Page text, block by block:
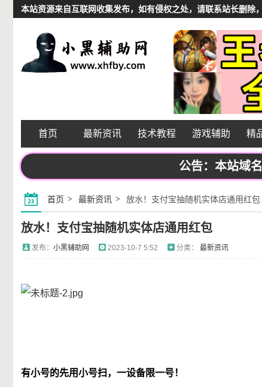
本站资源来自互联网收集发布，如有侵权之处，请联系站长删
首页 最新资讯 技术教程 游戏辅助 精
公告：本站域名
首页 最新资讯 放水！支付宝抽随机实体店通用红包
放水！支付宝抽随机实体店通用红包
发布： 小黑辅助网 2023-10-7 5:52 分类： 最新资讯
有小号的先用小号扫，一设备限一号！